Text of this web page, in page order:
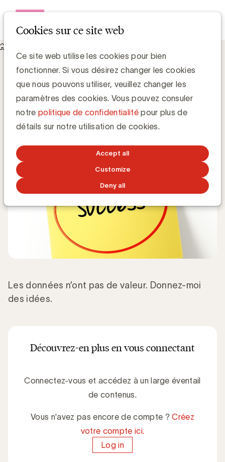
Cookies sur ce site web
Ce site web utilise les cookies pour bien
fonctionner. Si vous désirez changer les cookies
que nous pouvons utiliser, veuillez changer les
paramètres des cookies. Vous pouvez consuler
notre politique de confidentialitépour plus de
détails sur notre utilisation de cookies.
Accept all
Customize
Deny all
Appliquez la méthode Tapas
Anne-Sophie Vilain
23 DÉCEMBRE 2019
Les données n’ont pas de valeur. Donnez-moi
des idées.
Découvrez-en plus en vous connectant
Connectez-vous et accédez à un large éventail
de contenus.
Vous n'avez pas encore de compte ?Créez
votre compte ici.
Log in